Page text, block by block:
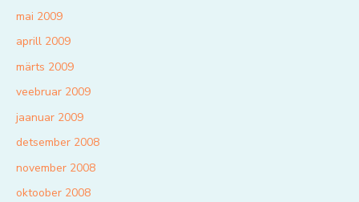
mai 2009
aprill 2009
märts 2009
veebruar 2009
jaanuar 2009
detsember 2008
november 2008
oktoober 2008